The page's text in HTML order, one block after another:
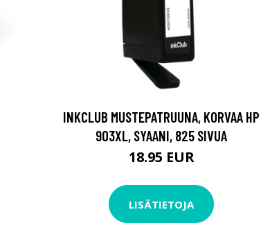
INKCLUB MUSTEPATRUUNA, KORVAA HP
903XL, SYAANI, 825 SIVUA
18.95 EUR
LISÄTIETOJA